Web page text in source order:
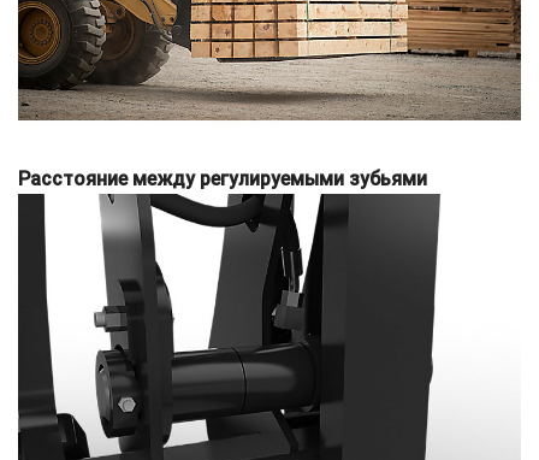
Расстояние между регулируемыми зубьями